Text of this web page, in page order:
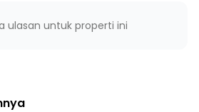
ulasan untuk properti ini